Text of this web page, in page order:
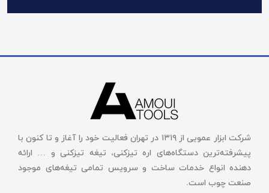
شرکت ابزار عمویی از ۱۳۱۹ در تهران فعالیت خود را آغاز و تا کنون با
پیشرفته‌ترین دستگاه‌های اره تیزکنی، تیغه تیزکنی و … ارائه
دهنده انواع خدمات ساخت و سرویس تمامی تیغه‌های موجود
صنعت چوب است.